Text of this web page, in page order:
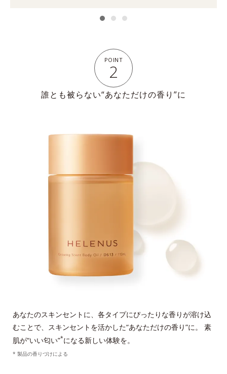
POINT
2
誰とも被らない“あなただけの香り”に
あなたのスキンセントに、各タイプにぴったりな香りが溶け込
むことで、スキンセントを活かした“あなただけの香り”に。 素
肌が“いい匂い”*になる新しい体験を。
* 製品の香りづけによる